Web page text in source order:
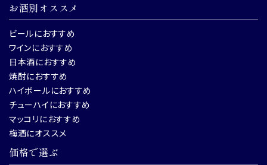
お酒別オススメ
ビールにおすすめ
ワインにおすすめ
日本酒におすすめ
焼酎におすすめ
ハイボールにおすすめ
チューハイにおすすめ
マッコリにおすすめ
梅酒にオススメ
価格で選ぶ